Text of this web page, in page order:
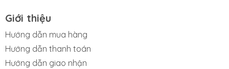
2. Nguyên nhân pin iPhone 13 Pro
chai, phồng và hư hỏng
Giới thiệu
Hướng dẫn mua hàng
Hướng dẫn thanh toán
Hướng dẫn giao nhận